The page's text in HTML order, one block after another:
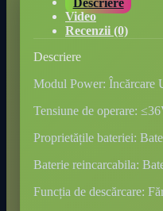
Video
Recenzii (0)
Descriere
Modul Power: Încărcare
Tensiune de operare:
Proprietățile bateriei:
Baterie reincarcabila:
Funcția de descărcare: